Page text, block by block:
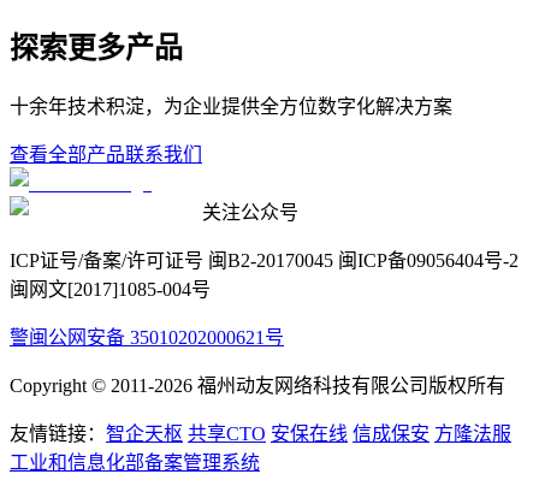
探索更多产品
十余年技术积淀，为企业提供全方位数字化解决方案
查看全部产品联系我们
关注公众号
ICP证号/备案/许可证号 闽B2-20170045 闽ICP备09056404号-2
闽网文[2017]1085-004号
警闽公网安备 35010202000621号
Copyright © 2011-2026 福州动友网络科技有限公司版权所有
友情链接： 智企天枢 共享CTO 安保在线 信成保安 方隆法服
工业和信息化部备案管理系统